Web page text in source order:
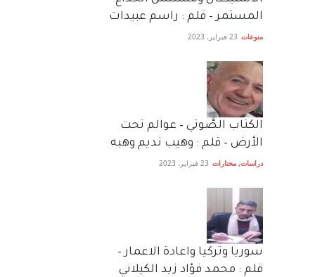
المستمر – قلم : راسم عبيدات
منوعات 23 فبراير، 2023
الكتاب الصَّوتي – عوالم تحت
الأرض – قلم : وهيب نديم وهبه
دراسات, مختارات 23 فبراير، 2023
سوريا وتركيا واعادة الاعمار –
قلم : محمد فؤاد زيد الكيلاني